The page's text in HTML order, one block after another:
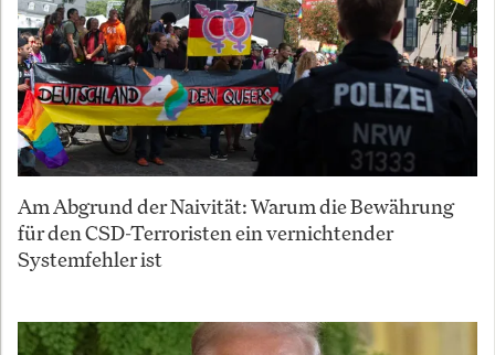
Am Abgrund der Naivität: Warum die Bewährung
für den CSD-Terroristen ein vernichtender
Systemfehler ist